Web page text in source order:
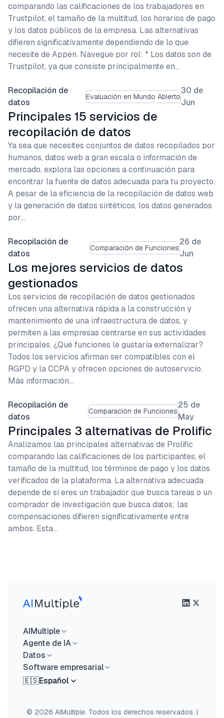
comparando las calificaciones de los trabajadores en
Trustpilot, el tamaño de la multitud, los horarios de pago
y los datos públicos de la empresa. Las alternativas
difieren significativamente dependiendo de lo que
necesite de Appen. Navegue por rol: * Los datos son de
Trustpilot, ya que consiste principalmente en…
Recopilación de
datos
Evaluación en Mundo Abierto
30 de
Jun
Principales 15 servicios de
recopilación de datos
Ya sea que necesites conjuntos de datos recopilados por
humanos, datos web a gran escala o información de
mercado, explora las opciones a continuación para
encontrar la fuente de datos adecuada para tu proyecto.
A pesar de la eficiencia de la recopilación de datos web
y la generación de datos sintéticos, los datos generados
por…
Recopilación de
datos
Comparación de Funciones
26 de
Jun
Los mejores servicios de datos
gestionados
Los servicios de recopilación de datos gestionados
ofrecen una alternativa rápida a la construcción y
mantenimiento de una infraestructura de datos, y
permiten a las empresas centrarse en sus actividades
principales. ¿Qué funciones le gustaría externalizar?
Todos los servicios afirman ser compatibles con el
RGPD y la CCPA y ofrecen opciones de autoservicio.
Más información…
Recopilación de
datos
Comparación de Funciones
25 de
May
Principales 3 alternativas de Prolific
Analizamos las principales alternativas de Prolific
comparando las calificaciones de los participantes, el
tamaño de la multitud, los términos de pago y los datos
verificados de la plataforma. La alternativa adecuada
depende de si eres un trabajador que busca tareas o un
comprador de investigación que busca datos; las
compensaciones difieren significativamente entre
ambos. Esta…
AIMultiple
Agente de IA
Datos
Software empresarial
🇪🇸Español
© 2026 AIMultiple. Todos los derechos reservados. |